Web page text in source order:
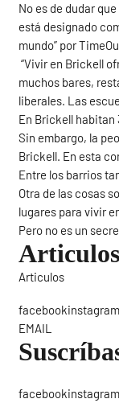
No es de dudar
está designado
mundo” por
“Vivir en Brickell
muchos bares,
liberales. Las
En Brickell habitan
Sin embargo, la
Brickell. En esta
Entre los barrios
Otra de las cosas
lugares para vivir
Pero no es un
Articulos
EMAIL